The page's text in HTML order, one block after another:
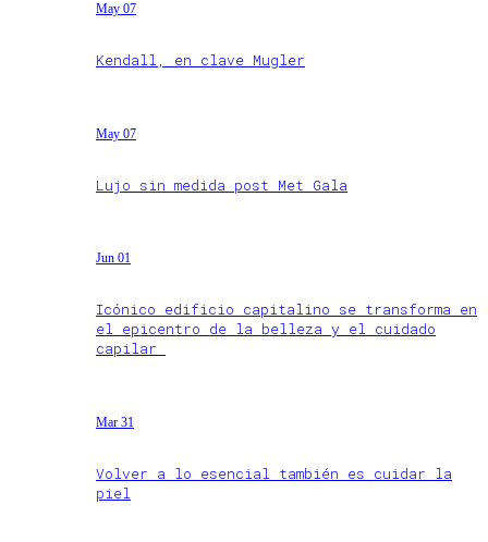
May 07
Kendall, en clave Mugler
May 07
Lujo sin medida post Met Gala
Jun 01
Icónico edificio capitalino se transforma en
el epicentro de la belleza y el cuidado
capilar
Mar 31
Volver a lo esencial también es cuidar la
piel